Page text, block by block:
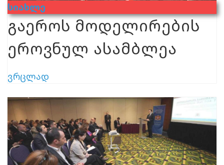
Სიახლე
გაეროს მოდელირების
ეროვნულ ასამბლეა
ვრცლად